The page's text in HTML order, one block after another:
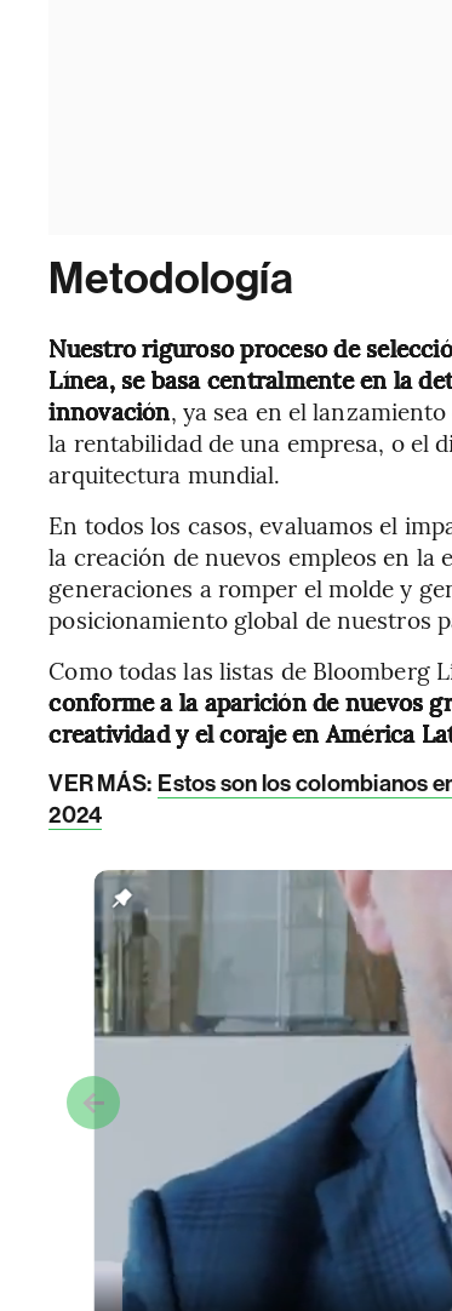
Metodología
Nuestro riguroso proceso de
Línea, se basa centralmente en la
innovación, ya sea en el
la rentabilidad de una empresa, o el
arquitectura mundial.
En todos los casos, evaluamos el
la creación de nuevos empleos en
generaciones a romper el molde y
posicionamiento global de nuestros
Como todas las listas de Bloomberg
conforme a la aparición de nuevos
creatividad y el coraje en América
VER MÁS: Estos son los colombianos
2024